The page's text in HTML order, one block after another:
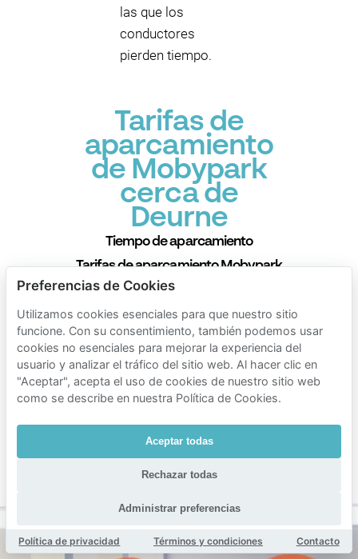
las que los
conductores
pierden tiempo.
Tarifas de
aparcamiento
de Mobypark
cerca de
Deurne
Tiempo de aparcamiento
Tarifas de aparcamiento Mobypark
1 hora de aparcamiento
desde€ 1.04
24 horas de aparcamiento
desde€ 10.76
1 semana de aparcamiento
1 mes de aparcamiento
desde€ 150.00
Duración mín. 1 hora
Preferencias de Cookies
Utilizamos cookies esenciales para que nuestro sitio
funcione. Con su consentimiento, también podemos usar
cookies no esenciales para mejorar la experiencia del
usuario y analizar el tráfico del sitio web. Al hacer clic en
"Aceptar", acepta el uso de cookies de nuestro sitio web
como se describe en nuestra Política de Cookies.
Aceptar todas
Rechazar todas
Administrar preferencias
Política de privacidad Términos y condiciones Contacto